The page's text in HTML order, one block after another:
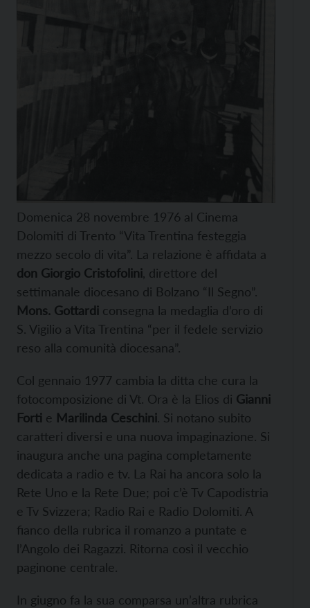
Domenica 28 novembre 1976 al Cinema
Dolomiti di Trento “Vita Trentina festeggia
mezzo secolo di vita”. La relazione è affidata a
don Giorgio Cristofolini , direttore del
settimanale diocesano di Bolzano “Il Segno”.
Mons. Gottardi consegna la medaglia d’oro di
S. Vigilio a Vita Trentina “per il fedele servizio
reso alla comunità diocesana”.
Col gennaio 1977 cambia la ditta che cura la
fotocomposizione di Vt. Ora è la Elios di Gianni
Forti e Marilinda Ceschini. Si notano subito
caratteri diversi e una nuova impaginazione. Si
inaugura anche una pagina completamente
dedicata a radio e tv. La Rai ha ancora solo la
Rete Uno e la Rete Due; poi c’è Tv Capodistria
e Tv Svizzera; Radio Rai e Radio Dolomiti. A
fianco della rubrica il romanzo a puntate e
l’Angolo dei Ragazzi. Ritorna così il vecchio
paginone centrale.
In giugno fa la sua comparsa un’altra rubrica